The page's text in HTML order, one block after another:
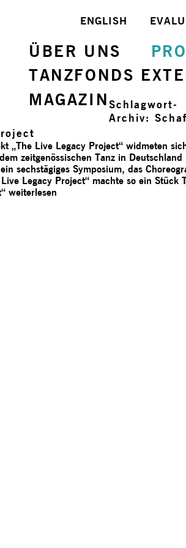
ENGLISH
ÜBER UNS
TANZFONDS
MAGAZIN Schlagwort-
Archiv:
„The Live Legacy Project“ widmeten
zeitgenössischen Tanz in
sechstägiges Symposium, das
Legacy Project“ machte so ein Stück
weiterlesen